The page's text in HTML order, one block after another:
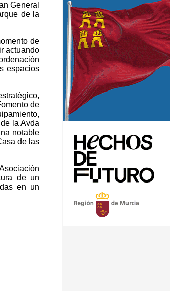
General
de la
de
actuando
espacios
de
la Avda
notable
de las
de un
en un